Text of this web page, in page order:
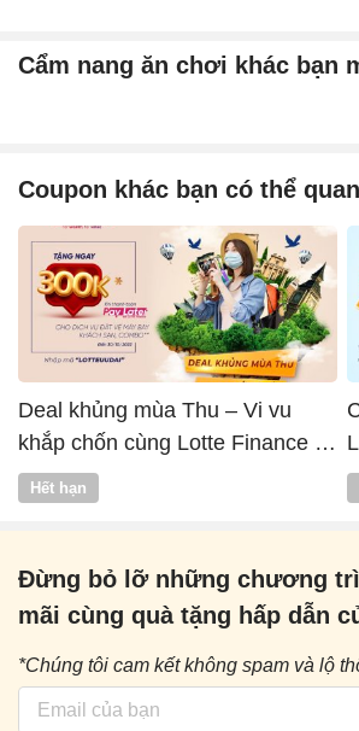
Cẩm nang ăn chơi khác bạn
Coupon khác bạn có thể
Deal khủng mùa Thu – Vi vu
khắp chốn cùng Lotte Finance x
Vntrip
Hết hạn
Đừng bỏ lỡ những chương
mãi cùng quà tặng hấp dẫn
*Chúng tôi cam kết không spam và lộ